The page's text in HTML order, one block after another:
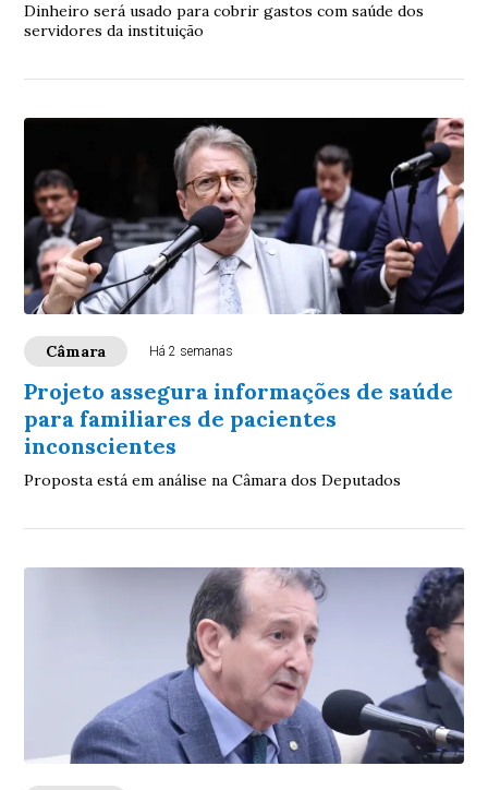
Dinheiro será usado para cobrir gastos com saúde dos
servidores da instituição
Câmara Há 2 semanas
Projeto assegura informações de saúde
para familiares de pacientes
inconscientes
Proposta está em análise na Câmara dos Deputados